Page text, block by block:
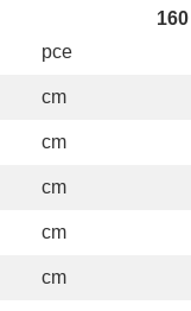
160
pce
cm
cm
cm
cm
cm